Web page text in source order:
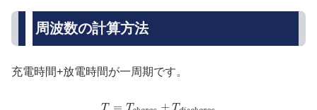
周波数の計算方法
充電時間+放電時間が一周期です。